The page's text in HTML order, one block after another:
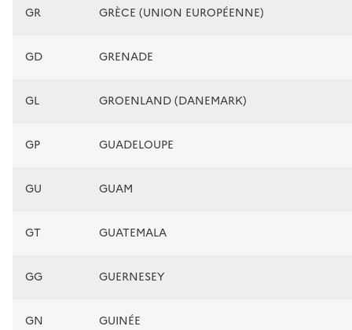
GR GRÈCE (UNION EUROPÉENNE)
GD GRENADE
GL GROENLAND (DANEMARK)
GP GUADELOUPE
GU GUAM
GT GUATEMALA
GG GUERNESEY
GN GUINÉE